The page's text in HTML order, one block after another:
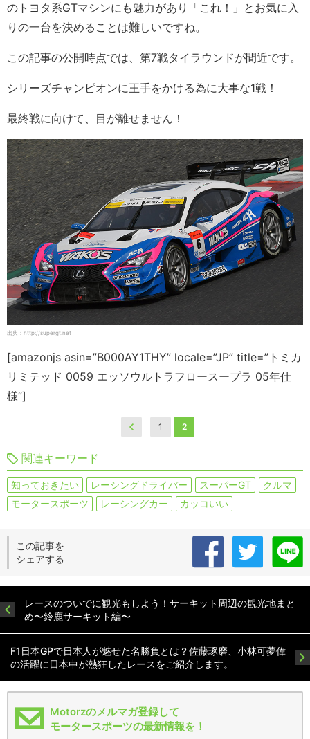
のトヨタ系GTマシンにも魅力があり「これ！」とお気に入
りの一台を決めることは難しいですね。
この記事の公開時点では、第7戦タイラウンドが間近です。
シリーズチャンピオンに王手をかける為に大事な1戦！
最終戦に向けて、目が離せません！
出典：http://supergt.net
[amazonjs asin=”B000AY1THY” locale=”JP” title=”トミカ
リミテッド 0059 エッソウルトラフロースープラ 05年仕
様”]
1 2
関連キーワード
知っておきたい レーシングドライバー スーパーGT
クルマ
モータースポーツ
レーシングカー カッコいい
この記事を
シェアする
レースのついでに観光もしよう！サーキット周辺の観光地まと
め〜鈴鹿サーキット編〜
F1日本GPで日本人が魅せた名勝負とは？佐藤琢磨、小林可夢偉
の活躍に日本中が熱狂したレースをご紹介します。
Motorzのメルマガ登録して
モータースポーツの最新情報を！